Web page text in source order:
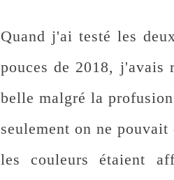
Quand j'ai testé les
pouces de 2018, j'avais
belle malgré la
seulement on ne
les couleurs étaient